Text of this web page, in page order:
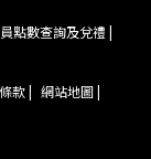
點數查詢及兌禮 |
款 | 網站地圖 |